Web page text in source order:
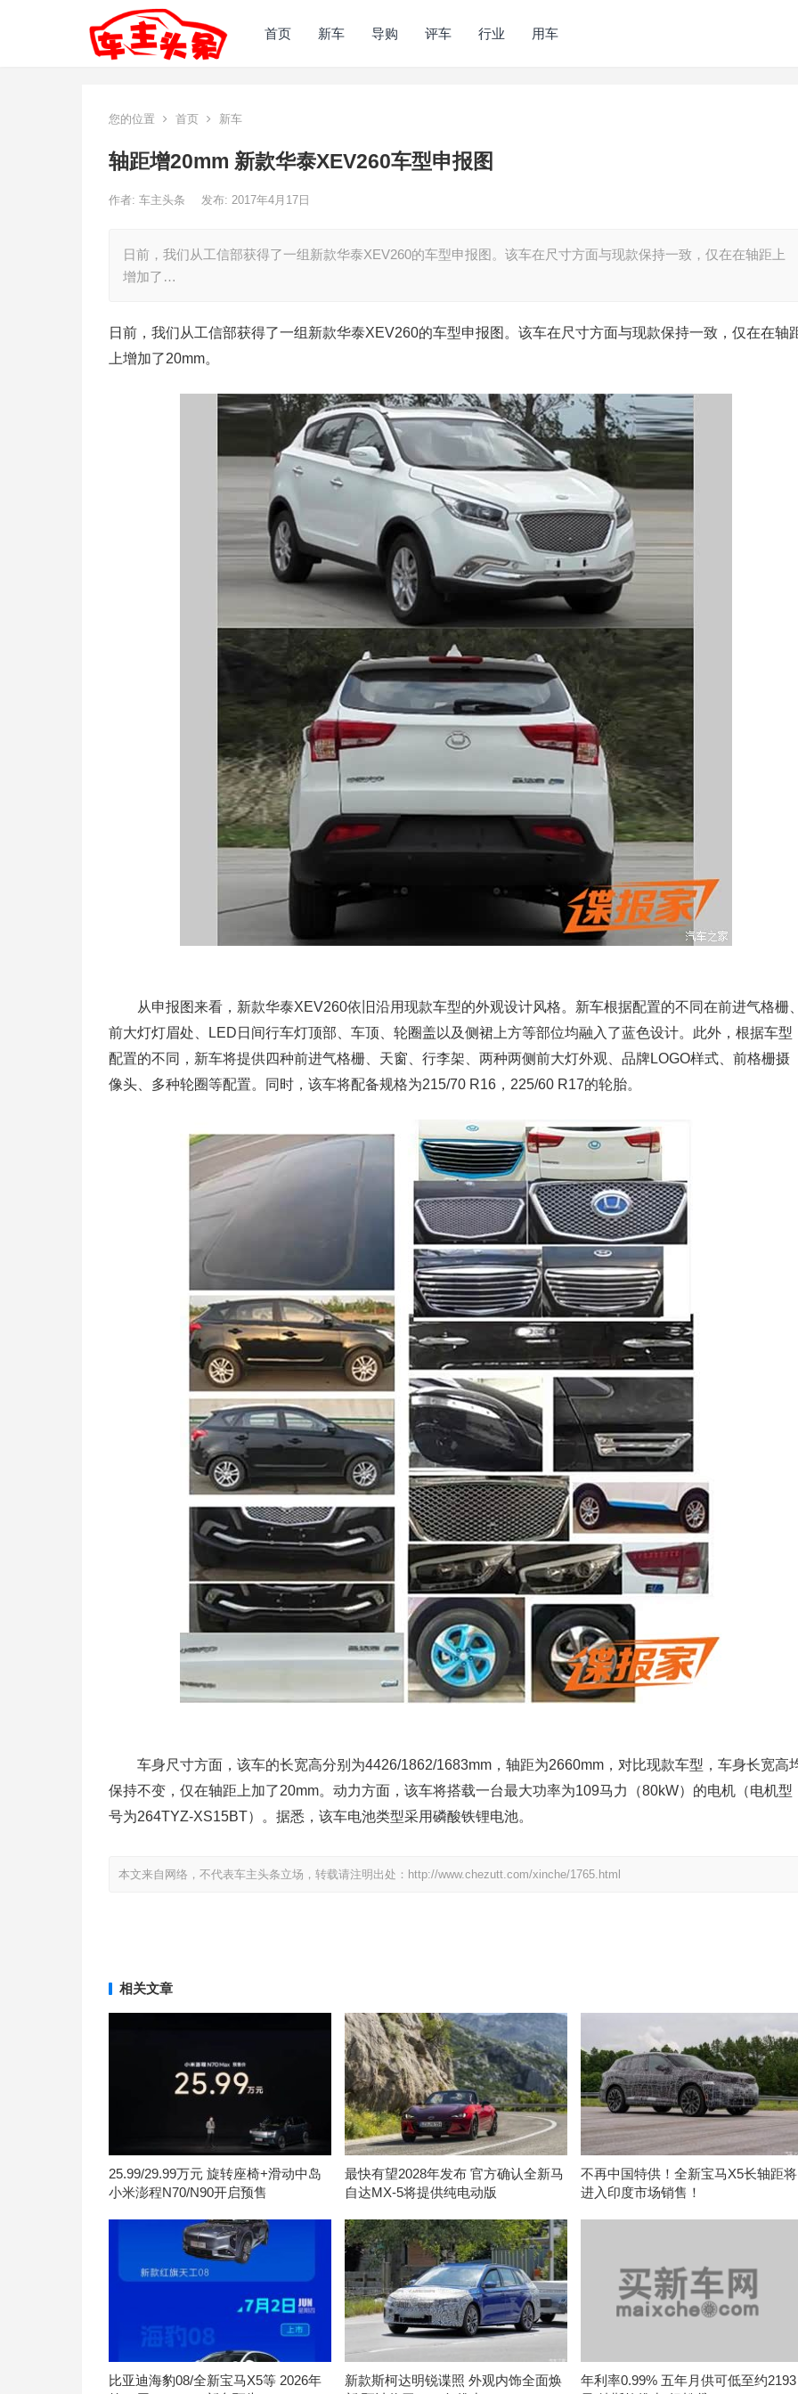
首页 新车 导购 评车 行业 用车
您的位置 首页 新车
轴距增20mm 新款华泰XEV260车型申报图
作者: 车主头条 发布: 2017年4月17日
日前，我们从工信部获得了一组新款华泰XEV260的车型申报图。该车在尺寸方面与现款保持一致，仅在在轴距上
增加了…
日前，我们从工信部获得了一组新款华泰XEV260的车型申报图。该车在尺寸方面与现款保持一致，仅在在轴
上增加了20mm。
从申报图来看，新款华泰XEV260依旧沿用现款车型的外观设计风格。新车根据配置的不同在前进气格栅
前大灯灯眉处、LED日间行车灯顶部、车顶、轮圈盖以及侧裙上方等部位均融入了蓝色设计。此外，根据车型
配置的不同，新车将提供四种前进气格栅、天窗、行李架、两种两侧前大灯外观、品牌LOGO样式、前格栅摄
像头、多种轮圈等配置。同时，该车将配备规格为215/70 R16，225/60 R17的轮胎。
车身尺寸方面，该车的长宽高分别为4426/1862/1683mm，轴距为2660mm，对比现款车型，车身长宽高
保持不变，仅在轴距上加了20mm。动力方面，该车将搭载一台最大功率为109马力（80kW）的电机（电机型
号为264TYZ-XS15BT）。据悉，该车电池类型采用磷酸铁锂电池。
本文来自网络，不代表车主头条立场，转载请注明出处：http://www.chezutt.com/xinche/1765.html
相关文章
25.99/29.99万元 旋转座椅+滑动中岛
小米澎程N70/N90开启预售
最快有望2028年发布 官方确认全新马
自达MX-5将提供纯电动版
不再中国特供！全新宝马X5长轴距将
进入印度市场销售！
比亚迪海豹08/全新宝马X5等 2026年
新款斯柯达明锐谍照 外观内饰全面焕
年利率0.99% 五年月供可低至约2193